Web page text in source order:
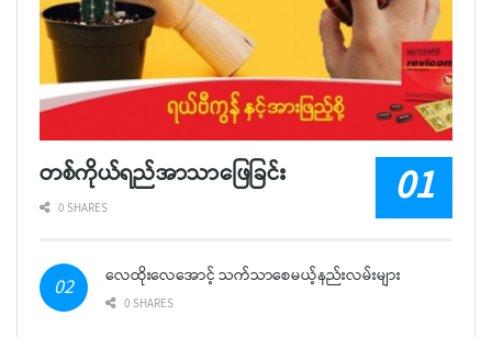
တစ်ကိုယ်ရည်အာသာဖြေခြင်း
0 SHARES
လေထိုးလေအောင့် သက်သာစေမယ့်နည်းလမ်းများ
0 SHARES